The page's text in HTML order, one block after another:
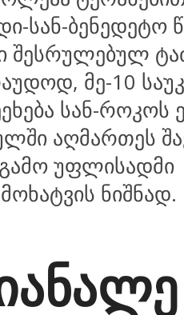
სან-ბენედეტო
შესრულებულ
მე-10
სან-როკოს
აღმართეს
უფლისადმი
ნიშნად.